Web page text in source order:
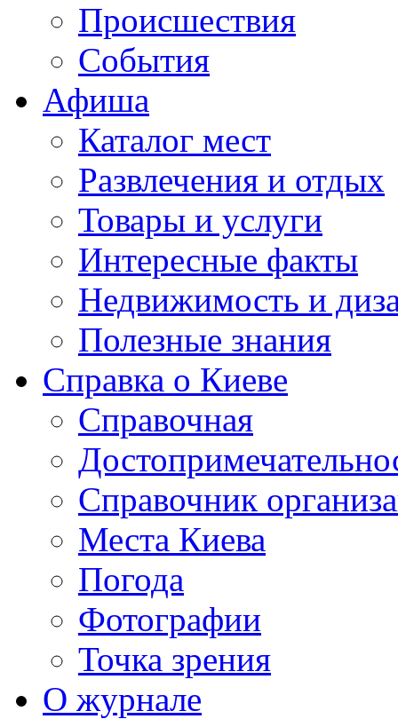
Происшествия
События
Афиша
Каталог мест
Развлечения и отдых
Товары и услуги
Интересные факты
Недвижимость и
Полезные знания
Справка о Киеве
Справочная
Справочник
Места Киева
Погода
Фотографии
Точка зрения
О журнале